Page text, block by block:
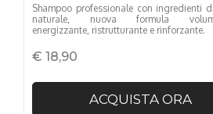
Shampoo professionale con ingredienti
naturale, nuova formula
energizzante, ristrutturante e rinforzante.
€ 18,90
ACQUISTA ORA